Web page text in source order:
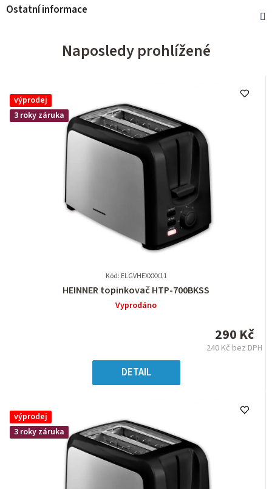
Ostatní informace
Naposledy prohlížené
výprodej
3 roky záruka
Kód: ELGVHEXXXX11
Průměrné
hodnocení
5
hvězdiček.
HEINNER topinkovač HTP-700BKSS
Vyprodáno
290 Kč
240 Kč bez DPH
DETAIL
výprodej
3 roky záruka